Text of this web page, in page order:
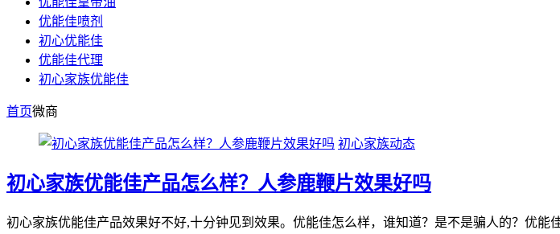
优能佳喷剂
初心优能佳
优能佳代理
初心家族优能佳
首页微商
初心家族动态
初心家族优能佳产品怎么样？人参鹿鞭片效果好吗
初心家族优能佳产品效果好不好,十分钟见到效果。优能佳怎么样，谁知道？是不是骗人的？优